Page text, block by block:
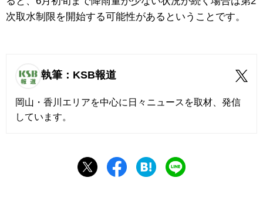
次取水制限を開始する可能性があるということです。
執筆：KSB報道
岡山・香川エリアを中心に日々ニュースを取材、発信
しています。